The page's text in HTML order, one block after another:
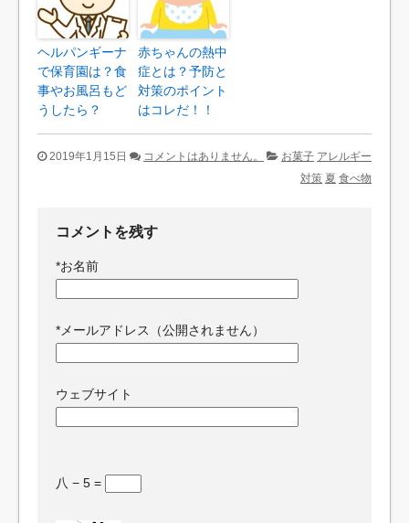
ヘルパンギーナ
で保育園は？食
事やお風呂もど
うしたら？
赤ちゃんの熱中
症とは？予防と
対策のポイント
はコレだ！！
2019年1月15日 コメントはありません。 お菓子 アレルギー
対策 夏 食べ物
コメントを残す
*お名前
* メールアドレス（公開されません）
ウェブサイト
八 − 5 =